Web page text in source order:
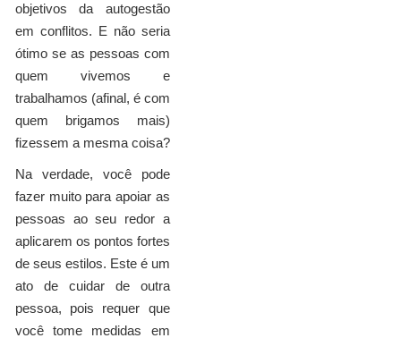
objetivos da autogestão
em conflitos. E não seria
ótimo se as pessoas com
quem vivemos e
trabalhamos (afinal, é com
quem brigamos mais)
fizessem a mesma coisa?
Na verdade, você pode
fazer muito para apoiar as
pessoas ao seu redor a
aplicarem os pontos fortes
de seus estilos. Este é um
ato de cuidar de outra
pessoa, pois requer que
você tome medidas em